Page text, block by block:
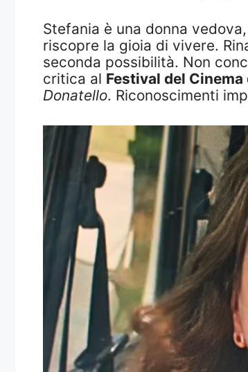
Stefania è una donna
riscopre la gioia di vivere.
seconda possibilità. Non
critica al Festival del Cinema
Donatello. Riconoscimenti